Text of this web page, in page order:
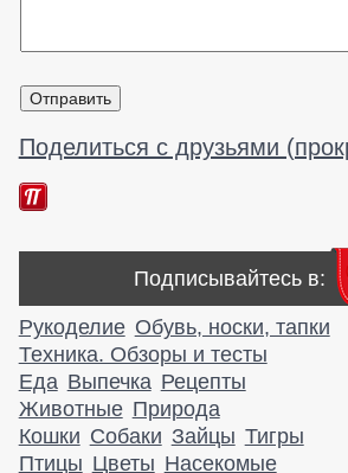
Поделиться с друзьями
Подписывайтесь в:
Рукоделие Обувь, носки, тапки
Техника. Обзоры и тесты
Еда Выпечка Рецепты
Животные Природа
Кошки Собаки Зайцы Тигры
Птицы Цветы Насекомые